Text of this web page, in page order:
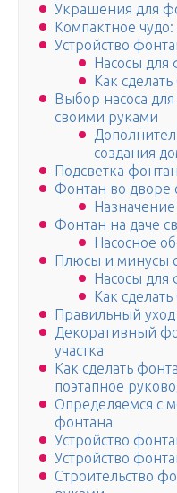
Украшения для
Компактное
Устройство
Насосы для
Как сделать
Выбор насоса
своими руками
создания
Подсветка
Фонтан во дворе
Фонтан на даче
Насосное
Плюсы и минусы
Насосы для
Как сделать
Правильный
Декоративный
участка
Как сделать
поэтапное
Определяемся с
фонтана
Устройство
Устройство
Строительство